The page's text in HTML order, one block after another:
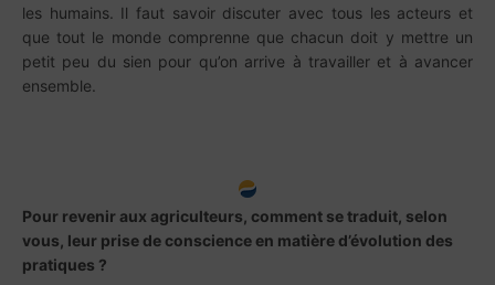
les humains. Il faut savoir discuter avec tous les acteurs et
que tout le monde comprenne que chacun doit y mettre un
petit peu du sien pour qu’on arrive à travailler et à avancer
ensemble.
Pour revenir aux agriculteurs, comment se traduit, selon
vous, leur prise de conscience en matière d’évolution des
pratiques ?